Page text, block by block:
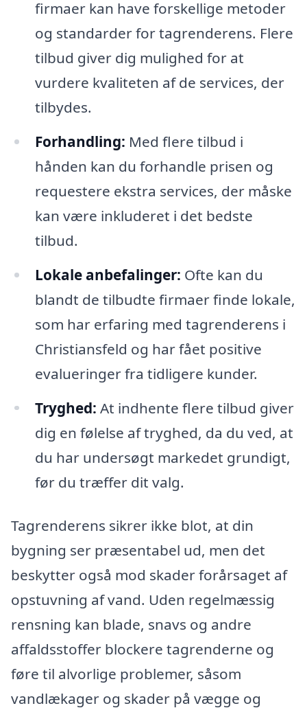
firmaer kan have forskellige metoder
og standarder for tagrenderens. Flere
tilbud giver dig mulighed for at
vurdere kvaliteten af de services, der
tilbydes.
Forhandling: Med flere tilbud i
hånden kan du forhandle prisen og
requestere ekstra services, der måske
kan være inkluderet i det bedste
tilbud.
Lokale anbefalinger: Ofte kan du
blandt de tilbudte firmaer finde lokale,
som har erfaring med tagrenderens i
Christiansfeld og har fået positive
evalueringer fra tidligere kunder.
Tryghed: At indhente flere tilbud giver
dig en følelse af tryghed, da du ved, at
du har undersøgt markedet grundigt,
før du træffer dit valg.
Tagrenderens sikrer ikke blot, at din
bygning ser præsentabel ud, men det
beskytter også mod skader forårsaget af
opstuvning af vand. Uden regelmæssig
rensning kan blade, snavs og andre
affaldsstoffer blockere tagrenderne og
føre til alvorlige problemer, såsom
vandlækager og skader på vægge og